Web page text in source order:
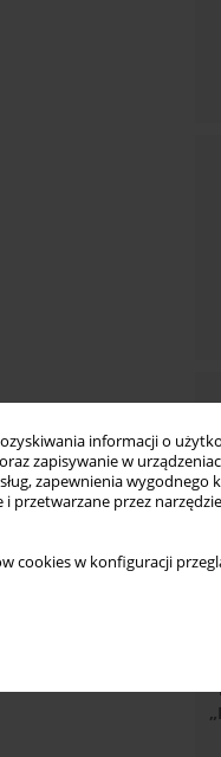
informacji o
zapisywanie w
zapewnienia wygodnego
i przetwarzane przez
cookies w konfiguracji